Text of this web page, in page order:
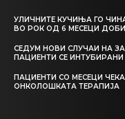
УЛИЧНИТЕ КУЧИЊА ГО
ВО РОК ОД 6 МЕСЕЦИ
СЕДУМ НОВИ СЛУЧАИ НА
ПАЦИЕНТИ СЕ ИНТУБИРАНИ
ПАЦИЕНТИ СО МЕСЕЦИ
ОНКОЛОШКАТА ТЕРАПИЈА